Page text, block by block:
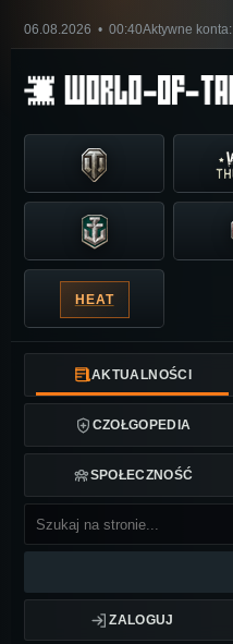
06.08.2026 • 00:40Aktywne konta:
HEAT
AKTUALNOŚCI
CZOŁGOPEDIA
SPOŁECZNOŚĆ
ZALOGUJ